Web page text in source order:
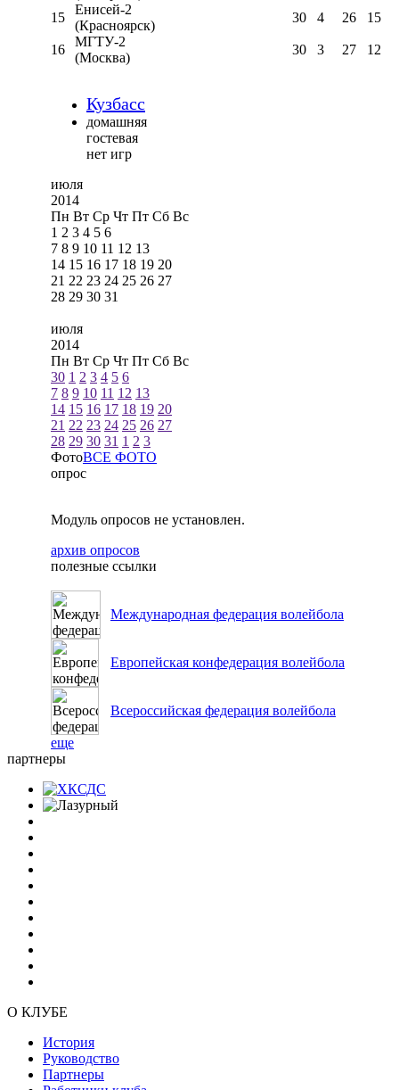
15
Енисей-2
(Красноярск)
30 4 26 15
16
МГТУ-2
(Москва)
30 3 27 12
Кузбасс
домашняя
гостевая
нет игр
июля
2014
Пн Вт Ср Чт Пт Сб Вс
1 2 3 4 5 6
7 8 9 10 11 12 13
14 15 16 17 18 19 20
21 22 23 24 25 26 27
28 29 30 31
июля
2014
Пн Вт Ср Чт Пт Сб Вс
30 1 2 3 4 5 6
7 8 9 10 11 12 13
14 15 16 17 18 19 20
21 22 23 24 25 26 27
28 29 30 31 1 2 3
ФотоВСЕ ФОТО
опрос
Модуль опросов не установлен.
архив опросов
полезные ссылки
Международная федерация волейбола
Европейская конфедерация волейбола
Всероссийская федерация волейбола
еще
партнеры
О КЛУБЕ
История
Руководство
Партнеры